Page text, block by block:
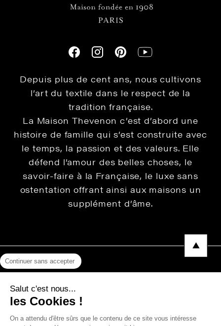
Depuis plus de cent ans, nous cultivons
l’art du textile dans le respect de la
tradition française.
La Maison Thevenon c’est d’abord une
histoire de famille qui s’est construite avec
le temps, la passion et des valeurs. Elle
défend l’amour des belles choses, le
savoir-faire à la Française, le luxe sans
ostentation offrant ainsi aux maisons un
supplément d’âme.
Protection des données
Photos, Vidéos & Catalogues
Continuer sans accepter
Salut c'est nous...
les Cookies !
On a attendu d'être sûrs que le contenu de ce site vous intéresse